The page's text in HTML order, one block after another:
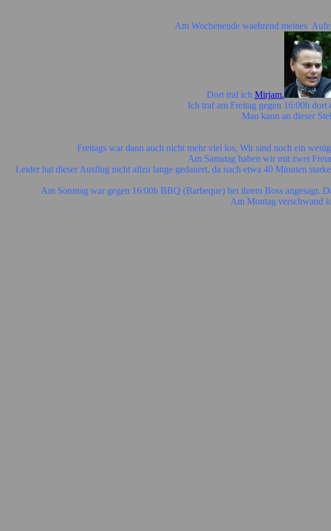
Am Wochenende waehrend meines
Dort traf ich Mirjam.
Ich traf am Freitag gegen 16:00h
Man kann an dieser
Freitags war dann auch nicht mehr viel los, Wir sind noch ein
Am Samstag haben wir mit zwei
Leider hat dieser Ausflug nicht allzu lange gedauert, da nach etwa 40 Minuten
Am Sonntag war gegen 16:00h BBQ (Barbeque) bei ihrem Boss angesagt.
Am Montag verschwand